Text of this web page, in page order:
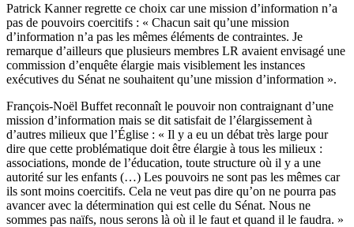
Patrick Kanner regrette ce choix car une mission d’information n’a
pas de pouvoirs coercitifs : « Chacun sait qu’une mission
d’information n’a pas les mêmes éléments de contraintes. Je
remarque d’ailleurs que plusieurs membres LR avaient envisagé une
commission d’enquête élargie mais visiblement les instances
exécutives du Sénat ne souhaitent qu’une mission d’information ».
François-Noël Buffet reconnaît le pouvoir non contraignant d’une
mission d’information mais se dit satisfait de l’élargissement à
d’autres milieux que l’Église : « Il y a eu un débat très large pour
dire que cette problématique doit être élargie à tous les milieux :
associations, monde de l’éducation, toute structure où il y a une
autorité sur les enfants (…) Les pouvoirs ne sont pas les mêmes car
ils sont moins coercitifs. Cela ne veut pas dire qu’on ne pourra pas
avancer avec la détermination qui est celle du Sénat. Nous ne
sommes pas naïfs, nous serons là où il le faut et quand il le faudra. »